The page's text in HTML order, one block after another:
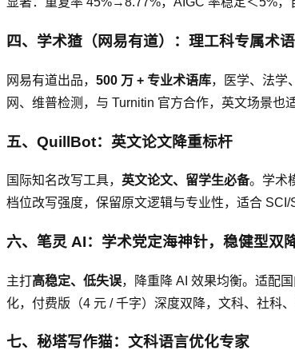
四、学术猹（网易有道）：理工科专属术
网易有道出品， 500 万 + 专业术语库，医学、法学
网、维普检测，与 Turnitin 官方合作，英文场景也
五、QuillBot：英文论文降重标杆
国际知名改写工具， 英文论文、留学生必备。学术
档位改写强度，保留原文逻辑与专业性，适合 SCI/
六、笔灵 AI：学术党定海神针，稳健型双
主打高稳定、低失误，降重降 AI 效果均衡。适配
化，付费版（4 元 / 千字）深度双降，文科、社科、
七、秘塔写作猫：文科语言优化专家